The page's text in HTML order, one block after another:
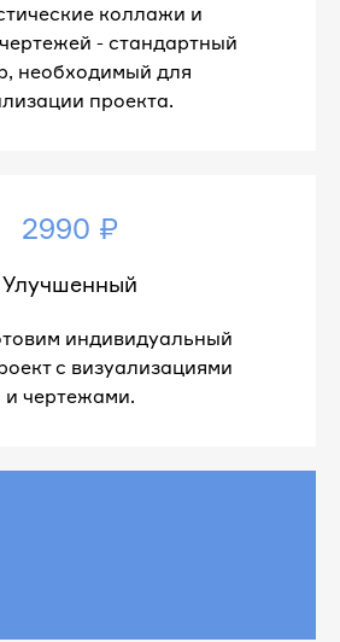
коллажи и
- стандартный
необходимый для
проекта.
2990 ₽
Улучшенный
индивидуальный
с визуализациями
и чертежами.